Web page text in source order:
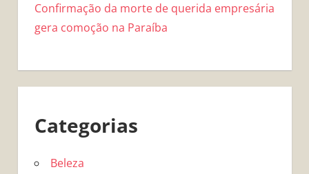
Confirmação da morte de querida empresária
gera comoção na Paraíba
Categorias
Beleza